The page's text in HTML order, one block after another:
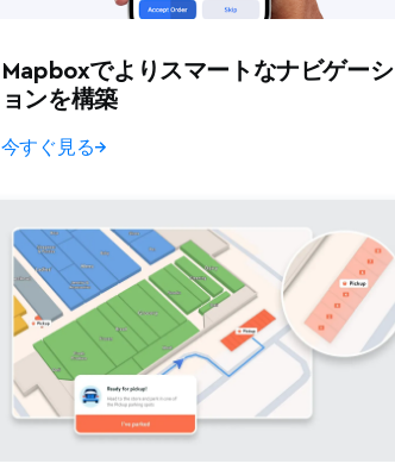
Mapboxでよりスマートなナビゲーシ
ョンを構築
今すぐ見る→